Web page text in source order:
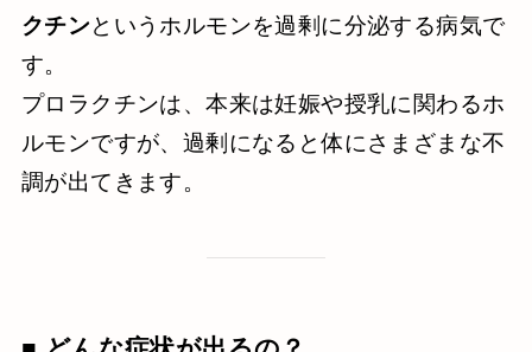
クチンというホルモンを過剰に分泌する病気で
す。
プロラクチンは、本来は妊娠や授乳に関わるホ
ルモンですが、過剰になると体にさまざまな不
調が出てきます。